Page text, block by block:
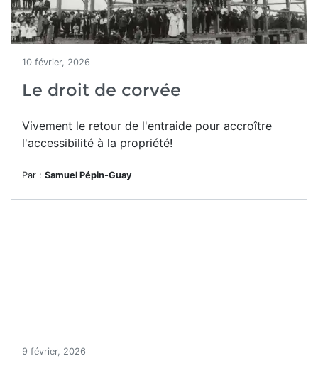
10 février, 2026
Le droit de corvée
Vivement le retour de l'entraide pour accroître
l'accessibilité à la propriété!
Par : Samuel Pépin-Guay
9 février, 2026